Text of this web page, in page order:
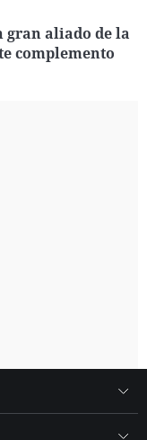
gran aliado de la
complemento